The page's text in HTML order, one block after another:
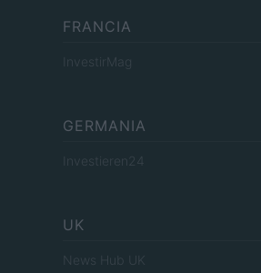
FRANCIA
InvestirMag
GERMANIA
Investieren24
UK
News Hub UK